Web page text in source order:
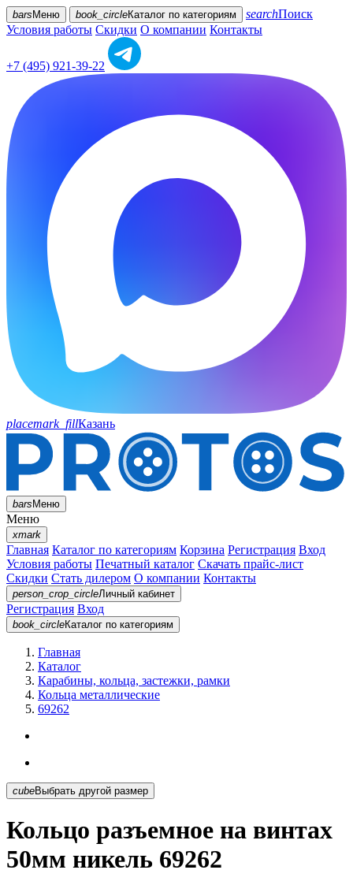
bars Меню book_circleКаталог по категориям searchПоиск
Условия работы Скидки О компании Контакты
+7 (495) 921-39-22
placemark_fillКазань
barsМеню
Меню
xmark
Главная Каталог по категориям Корзина Регистрация Вход
Условия работы Печатный каталог Скачать прайс-лист
Скидки Стать дилером О компании Контакты
person_crop_circleЛичный кабинет
Регистрация Вход
book_circleКаталог по категориям
Главная
Каталог
Карабины, кольца, застежки, рамки
Кольца металлические
69262
cubeВыбрать другой размер
Кольцо разъемное на винтах
50мм никель 69262